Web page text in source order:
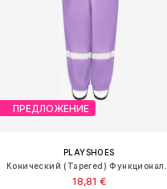
ПРЕДЛОЖЕНИЕ
PLAYSHOES
18,81 €